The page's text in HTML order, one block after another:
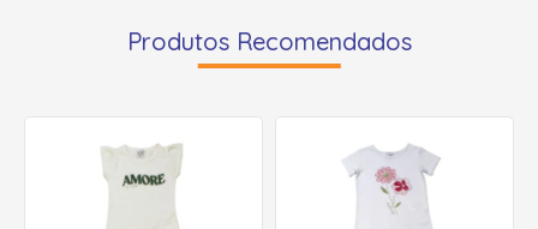
Produtos Recomendados